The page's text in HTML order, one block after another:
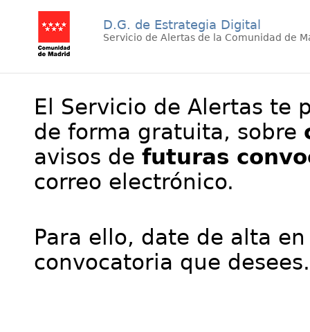
D.G. de Estrategia Digital
Servicio de Alertas de la Comunidad de
El Servicio de Alertas te
de forma gratuita, sobre
avisos de futuras
correo electrónico.
Para ello, date de alta
convocatoria que desees.